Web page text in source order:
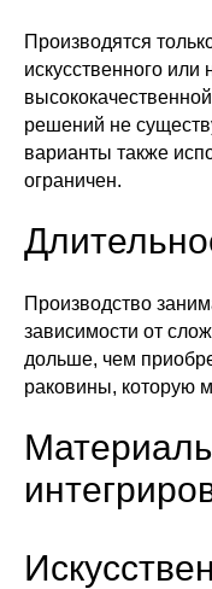
Производятся
искусственного или
решений не
варианты также
ограничен.
Производство
зависимости от
дольше, чем
раковины, которую